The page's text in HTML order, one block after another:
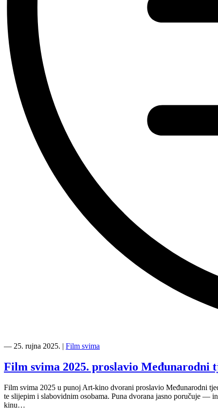
svima
—
Gluha
UGIN
Filmskom
vrtu,
― 25. rujna 2025. | Film svima
Film svima 2025. proslavio
Film svima 2025 u punoj Art-kino dvorani proslavio Međunarodni
te slijepim i slabovidnim osobama. Puna dvorana jasno poručuje —
kinu…